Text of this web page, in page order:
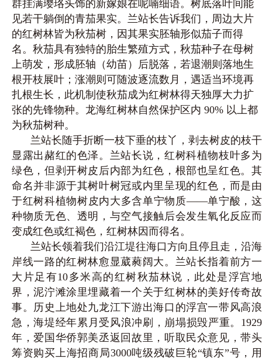
群挂满璎珞头饰的新嫁娘在呢喃细语。树底落叶间能
见若干躺倒的青茄果实。兰站长告诉我们，周边大片
的红树林皆为秋茄树，因其果实胚轴形似茄子而得
名。秋茄具有独特的胎生繁殖方式，秋茄种子在母树
上萌发，形成胚轴（幼苗）后脱落，若退潮则落地生
根开枝展叶；涨潮则可随波逐流数月，遇适当环境再
扎根生长，此机制使秋茄成为红树林得天独厚大力扩
张的先锋物种。龙海红树林自然保护区内 90% 以上都
为秋茄树种。
兰站长随手折断一枝下垂的枝丫，剥去树皮的枝干
显露出赭红的色泽。兰站长说，红树科植物枝叶多为
绿色，但剥开树皮后内部为红色，根部也呈红色。其
命名并非源于其树叶树冠或内里呈现的红色，而是由
于红树科植物树皮内大多含单宁物质——单宁酸，这
种物质无色、透明，与空气接触后会发生氧化反应而
变成红色或红褐色，红树林因而得名。
兰站长领着我们沿江堤往海口方向且停且走，沿海
岸线一路的红树林愈显葳蕤阔大。兰站长指着前方一
大片足有10多米高的红树秋茄林说，此处是浮宫地
界，泥泞滩涂里埋藏着一个关于红树林的美好传奇故
事。历史上地处九龙江下游出海口的浮宫一带风高浪
急，海堤经年累月受风浪冲刷，崩塌损毁严重。1929
年，爱国华侨郭美丞返回故里，听取民众意见，带头
筹资购买上海招商局3000吨级残破巨轮“镇东”号，用